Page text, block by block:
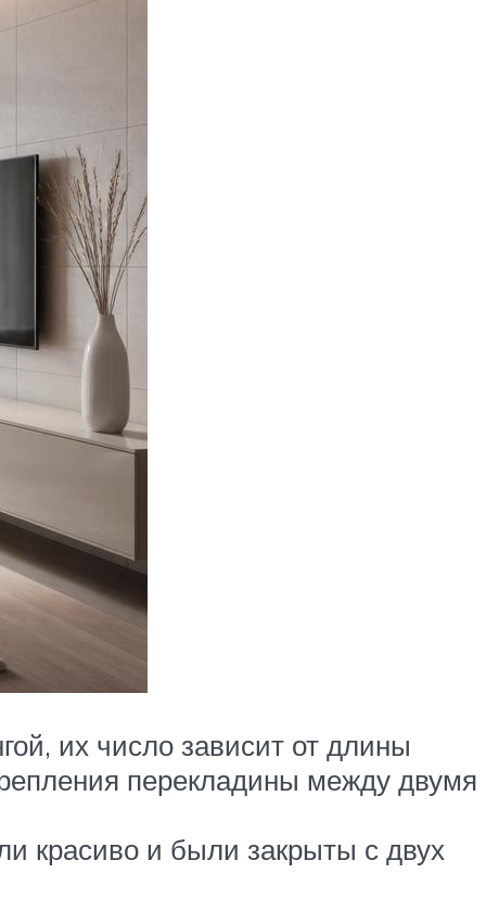
их число зависит от длины
перекладины между двумя
красиво и были закрыты с двух